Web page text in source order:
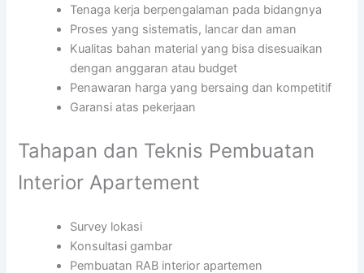
Tenaga kerja berpengalaman pada bidangnya
Proses yang sistematis, lancar dan aman
Kualitas bahan material yang bisa disesuaikan
dengan anggaran atau budget
Penawaran harga yang bersaing dan kompetitif
Garansi atas pekerjaan
Tahapan dan Teknis Pembuatan
Interior Apartement
Survey lokasi
Konsultasi gambar
Pembuatan RAB interior apartemen